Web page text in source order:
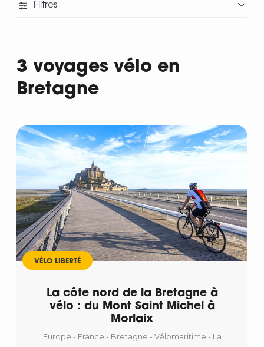
Filtres
Départ
3 voyages vélo en
Bretagne
VÉLO LIBERTÉ
La côte nord de la Bretagne à
vélo : du Mont Saint Michel à
Morlaix
Europe - France - Bretagne - Vélomaritime - La